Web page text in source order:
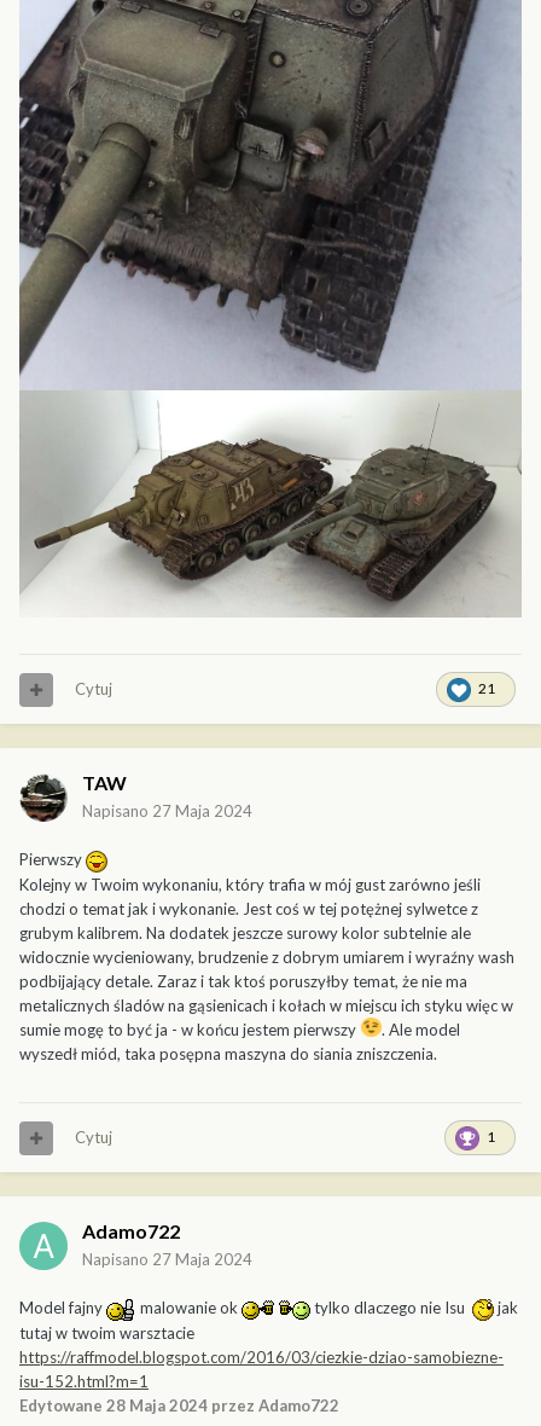
21
Cytuj
TAW
Napisano 27 Maja 2024
Pierwszy
Kolejny w Twoim wykonaniu, który trafia w mój gust zarówno jeśli
chodzi o temat jak i wykonanie. Jest coś w tej potężnej sylwetce z
grubym kalibrem. Na dodatek jeszcze surowy kolor subtelnie ale
widocznie wycieniowany, brudzenie z dobrym umiarem i wyraźny wash
podbijający detale. Zaraz i tak ktoś poruszyłby temat, że nie ma
metalicznych śladów na gąsienicach i kołach w miejscu ich styku więc w
sumie mogę to być ja - w końcu jestem pierwszy
. Ale model
wyszedł miód, taka posępna maszyna do siania zniszczenia.
1
Cytuj
Adamo722
Napisano 27 Maja 2024
Model fajny malowanie ok tylko dlaczego nie Isu
jak
tutaj w twoim warsztacie
https://raffmodel.blogspot.com/2016/03/ciezkie-dziao-samobiezne-
isu-152.html?m=1
Edytowane 28 Maja 2024 przez Adamo722